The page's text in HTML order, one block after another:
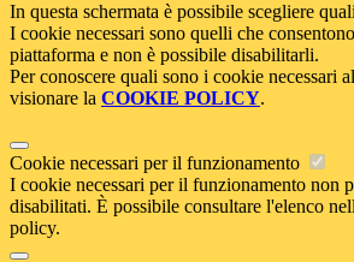
In questa schermata è possibile scegliere
I cookie necessari sono quelli che
piattaforma e non è possibile disabilitarli.
Per conoscere quali sono i cookie necessari
visionare la COOKIE POLICY.
Cookie necessari per il funzionamento
I cookie necessari per il funzionamento non
disabilitati. È possibile consultare l'elenco
policy.